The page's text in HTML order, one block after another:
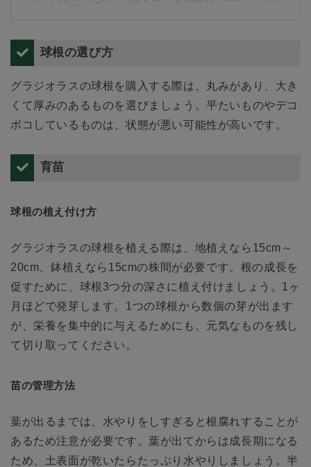
球根の選び方
グラジオラスの球根を購入する際は、丸みがあり、大き
くて厚みのあるものを選びましょう。平たいものやデコ
ボコしているものは、状態が悪い可能性が高いです。
育苗
球根の植え付け方
グラジオラスの球根を植える際は、地植えなら15cm～
20cm、鉢植えなら15cmの株間が必要です。根の成長を
促すために、球根3つ分の深さに植え付けましょう。1ヶ
月ほどで発芽します。1つの球根から数個の芽が出ます
が、栄養を集中的に与えるためにも、元気なものを残し
て切り取ってください。
苗の管理方法
葉が出るまでは、水やりをしすぎると根腐れすることが
あるため注意が必要です。葉が出てからは成長期になる
ため、土表面が乾いたらたっぷり水やりしましょう。半